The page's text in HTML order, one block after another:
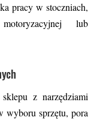
pracy w stoczniach,
lub
z narzędziami
wyboru sprzętu, pora